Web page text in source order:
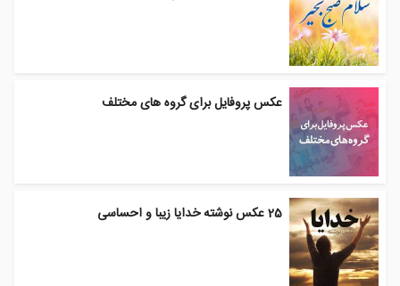
عکس پروفایل برای گروه های مختلف
25 عکس نوشته خدایا زیبا و احساسی